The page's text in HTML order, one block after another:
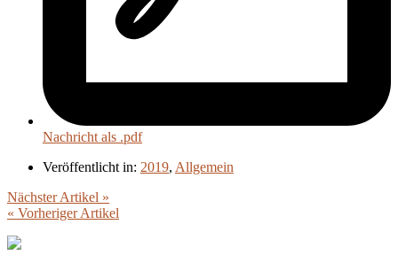
Nachricht als .pdf
Veröffentlicht in: 2019, Allgemein
Nächster Artikel »
« Vorheriger Artikel